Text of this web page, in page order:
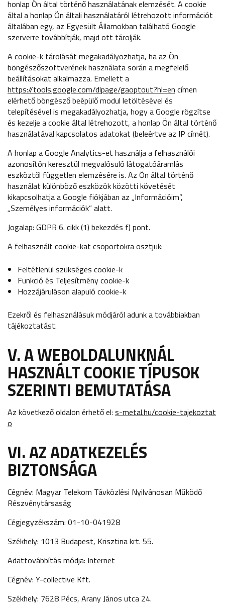
honlap Ön által történő használatának elemzését. A cookie
által a honlap Ön általi használatáról létrehozott információt
általában egy, az Egyesült Államokban található Google
szerverre továbbítják, majd ott tárolják.
A cookie-k tárolását megakadályozhatja, ha az Ön
böngészőszoftverének használata során a megfelelő
beállításokat alkalmazza. Emellett a
https://tools.google.com/dlpage/gaoptout?hl=en címen
elérhető böngésző beépülő modul letöltésével és
telepítésével is megakadályozhatja, hogy a Google rögzítse
és kezelje a cookie által létrehozott, a honlap Ön által történő
használatával kapcsolatos adatokat (beleértve az IP címét).
A honlap a Google Analytics-et használja a felhasználói
azonosítón keresztül megvalósuló látogatóáramlás
eszköztől független elemzésére is. Az Ön által történő
használat különböző eszközök közötti követését
kikapcsolhatja a Google fiókjában az „Információim”,
„Személyes információk” alatt.
Jogalap: GDPR 6. cikk (1) bekezdés f) pont.
A felhasznált cookie-kat csoportokra osztjuk:
Feltétlenül szükséges cookie-k
Funkció és Teljesítmény cookie-k
Hozzájáruláson alapuló cookie-k
Ezekről és felhasználásuk módjáról adunk a továbbiakban
tájékoztatást.
V.A WEBOLDALUNKNÁL
HASZNÁLT COOKIE TÍPUSOK
SZERINTI BEMUTATÁSA
Az következő oldalon érhető el: s-metal.hu/cookie-tajekoztat
o
VI. AZ ADATKEZELÉS
BIZTONSÁGA
Cégnév: Magyar Telekom Távközlési Nyilvánosan Működő
Részvénytársaság
Cégjegyzékszám: 01-10-041928
Székhely: 1013 Budapest, Krisztina krt. 55.
Adattovábbítás módja: Internet
Cégnév: Y-collective Kft.
Székhely: 7628 Pécs, Arany János utca 24.